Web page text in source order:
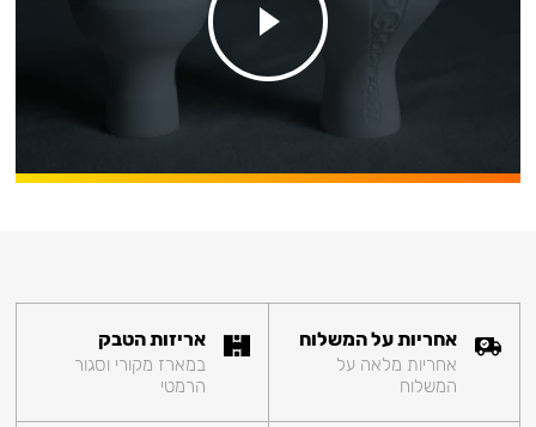
אחריות על המשלוח
אחריות מלאה על
המשלוח
אריזות הטבק
במארז מקורי וסגור
הרמטי